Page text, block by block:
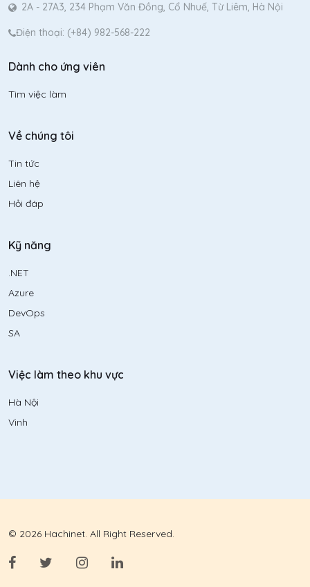
2A - 27A3, 234 Phạm Văn Đồng, Cổ Nhuế, Từ Liêm, Hà Nội
Điện thoại: (+84) 982-568-222
Dành cho ứng viên
Tìm việc làm
Về chúng tôi
Tin tức
Liên hệ
Hỏi đáp
Kỹ năng
.NET
Azure
DevOps
SA
Việc làm theo khu vực
Hà Nội
Vinh
© 2026 Hachinet. All Right Reserved.